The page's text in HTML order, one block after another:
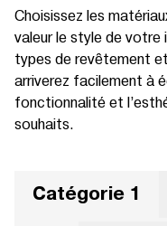
Choisissez les
valeur le style de votre
types de revêtement
arriverez facilement à
fonctionnalité et
souhaits.
Catégorie 1